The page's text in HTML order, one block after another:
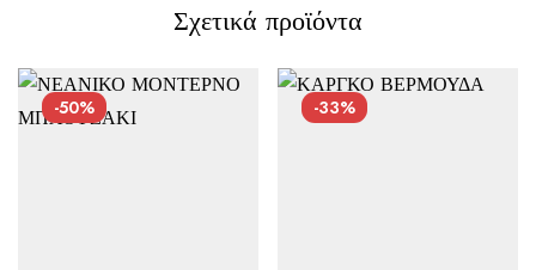
Αποστολή σε επαρχία: 3,90€
Αντικαταβολή: 2,50€
Σχετικά προϊόντα
-50% -33%